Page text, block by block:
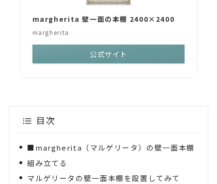
margherita 壁一面の本棚 2400×2400
margherita
公式サイト
目次
■margherita（マルゲリータ）の壁一面本棚
組み立てる
マルゲリータの壁一面本棚を設置してみて